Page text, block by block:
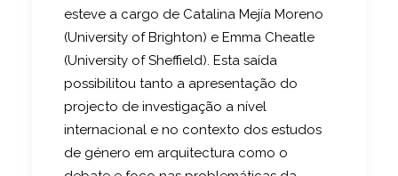
esteve a cargo de Catalina Mejía Moreno
(University of Brighton) e Emma Cheatle
(University of Sheffield). Esta saída
possibilitou tanto a apresentação do
projecto de investigação a nível
internacional e no contexto dos estudos
de género em arquitectura como o